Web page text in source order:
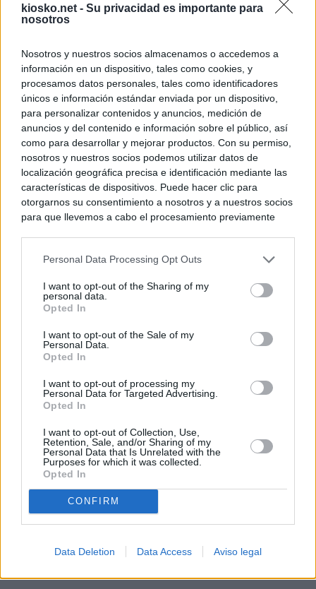
kiosko.net - Su privacidad es importante para
nosotros
Nosotros y nuestros socios almacenamos o accedemos a
información en un dispositivo, tales como cookies, y
procesamos datos personales, tales como identificadores
únicos e información estándar enviada por un dispositivo,
para personalizar contenidos y anuncios, medición de
anuncios y del contenido e información sobre el público, así
como para desarrollar y mejorar productos. Con su permiso,
nosotros y nuestros socios podemos utilizar datos de
localización geográfica precisa e identificación mediante las
características de dispositivos. Puede hacer clic para
otorgarnos su consentimiento a nosotros y a nuestros socios
para que llevemos a cabo el procesamiento previamente
negar su consentimiento. Tenga en cuenta que algún
de su consentimiento, pero usted tiene el derecho de
rechazar tal procesamiento. Sus preferencias se aplicarán
cualquier momento entrando de nuevo en este sitio web o
visitando nuestra política de privacidad.
Personal Data Processing Opt Outs
I want to opt-out of the Sharing of my
personal data.
Opted In
I want to opt-out of the Sale of my
Personal Data.
Opted In
I want to opt-out of processing my
Personal Data for Targeted Advertising.
Opted In
I want to opt-out of Collection, Use,
Retention, Sale, and/or Sharing of my
Personal Data that Is Unrelated with the
Purposes for which it was collected.
Opted In
CONFIRM
Data Deletion Data Access Aviso legal